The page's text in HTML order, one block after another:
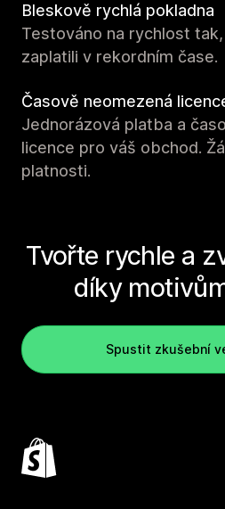
Bleskově rychlá pokladna
Testováno na rychlost
zaplatili v rekordním čase.
Časově neomezená
Jednorázová platba a
licence pro váš obchod.
platnosti.
Tvořte rychle a
díky
Spustit zkušební